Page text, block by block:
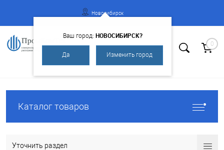
Регистрация
Новосибирск
Ваш город: НОВОСИБИРСК?
Да Изменить город
0
Каталог товаров
Уточнить раздел